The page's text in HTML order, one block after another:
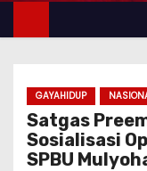
n
GAYAHIDUP
Satgas
Sosialisasi
SPBU